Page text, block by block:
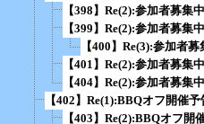
【398】Re(2):参加者募集中
【399】Re(2):参加者募集中
【400】Re(3):参加者募
【401】Re(2):参加者募集中
【404】Re(2):参加者募集中
【402】Re(1):BBQオフ開催予
【403】Re(2):BBQオフ開